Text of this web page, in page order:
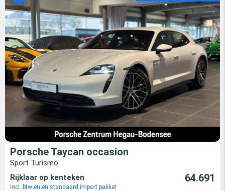
Porsche Taycan occasion
Sport Turismo
Rijklaar op kenteken
incl. btw en en standaard import pakket
64.691